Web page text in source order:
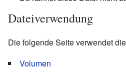
Dateiverwendung
Die folgende Seite verwendet
Volumen